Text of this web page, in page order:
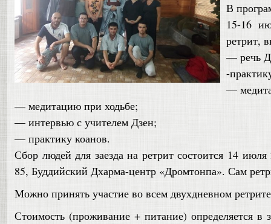
В
15-16
ретрит,
— речь
-
—
— медитацию при ходьбе;
— интервью с учителем Дзен;
— практику коанов.
Сбор людей для заезда на ретрит состоится 14
85, Буддийский Дхарма-центр «Дромтонпа». Сам
Можно принять участие во всем двухдневном
Стоимость (проживание + питание) определяется в